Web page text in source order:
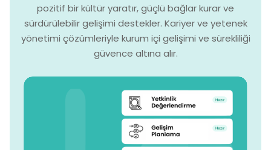
pozitif bir kültür yaratır, güçlü bağlar kurar ve
sürdürülebilir gelişimi destekler. Kariyer ve yetenek
yönetimi çözümleriyle kurum içi gelişimi ve sürekliliği
güvence altına alır.